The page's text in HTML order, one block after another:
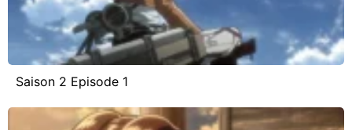
Saison 2 Episode 1